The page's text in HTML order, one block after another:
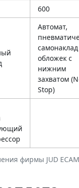
фирмы JUD
600
Автомат,
самонаклад
обложек с
нижним
захватом
Stop)